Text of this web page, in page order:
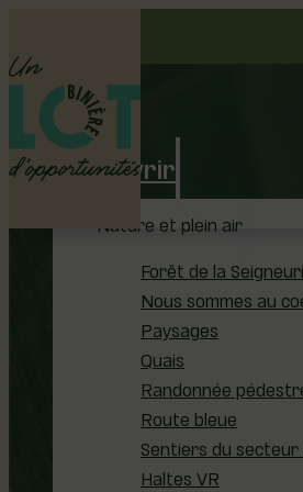
Découvrir
Nature et plein air
Forêt de la
Nous sommes au
Paysages
Quais
Randonnée
Route bleue
Sentiers du
Haltes VR